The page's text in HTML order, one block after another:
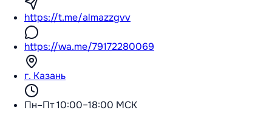
https://t.me/almazzgvv
https://wa.me/79172280069
г. Казань
Пн–Пт 10:00–18:00 МСК